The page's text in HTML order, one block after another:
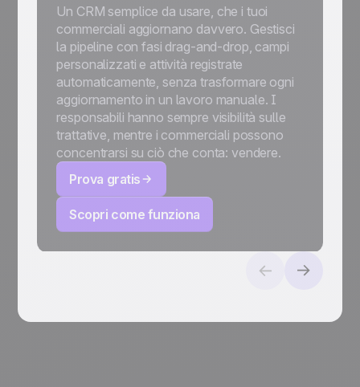
Un CRM semplice da usare, che i tuoi
commerciali aggiornano davvero. Gestisci
la pipeline con fasi drag-and-drop, campi
personalizzati e attività registrate
automaticamente, senza trasformare ogni
aggiornamento in un lavoro manuale. I
responsabili hanno sempre visibilità sulle
trattative, mentre i commerciali possono
concentrarsi su ciò che conta: vendere.
Prova gratis
Scopri come funziona